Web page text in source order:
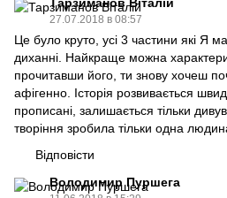
Тарзиманов Віталій
27.07.2018 в 08:57
Це було круто, усі 3 частини які Я
диханні. Найкраще можна
прочитавши його, ти знову хочеш
афігенно. Історія розвивається
прописані, залишається тільки
творіння зробила тільки одна
Відповісти
Володимир Пуршега